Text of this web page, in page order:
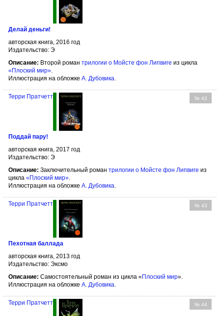
Делай деньги!
авторская книга, 2016 год
Издательство: Э
Описание: Второй роман трилогии о Мойсте фон Липвиге из цикла
«Плоский мир».
Иллюстрация на обложке А. Дубовика.
№ 42
Терри Пратчетт
Поддай пару!
авторская книга, 2017 год
Издательство: Э
Описание: Заключительный роман трилогии о Мойсте фон Липвиге из
цикла «Плоский мир».
Иллюстрация на обложке А. Дубовика.
№ 43
Терри Пратчетт
Пехотная баллада
авторская книга, 2013 год
Издательство: Эксмо
Описание: Самостоятельный роман из цикла « Плоский мир».
Иллюстрация на обложке А. Дубовика.
№ 44
Терри Пратчетт